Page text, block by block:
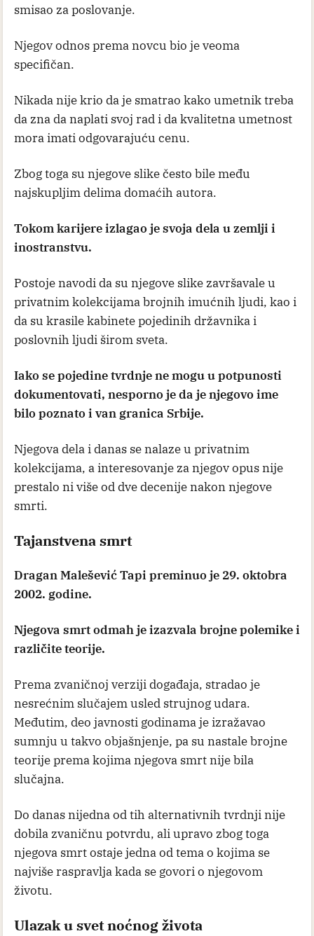
smisao za poslovanje.
Njegov odnos prema novcu bio je veoma
specifičan.
Nikada nije krio da je smatrao kako umetnik treba
da zna da naplati svoj rad i da kvalitetna umetnost
mora imati odgovarajuću cenu.
Zbog toga su njegove slike često bile među
najskupljim delima domaćih autora.
Tokom karijere izlagao je svoja dela u zemlji i
inostranstvu.
Postoje navodi da su njegove slike završavale u
privatnim kolekcijama brojnih imućnih ljudi, kao i
da su krasile kabinete pojedinih državnika i
poslovnih ljudi širom sveta.
Iako se pojedine tvrdnje ne mogu u potpunosti
dokumentovati, nesporno je da je njegovo ime
bilo poznato i van granica Srbije.
Njegova dela i danas se nalaze u privatnim
kolekcijama, a interesovanje za njegov opus nije
prestalo ni više od dve decenije nakon njegove
smrti.
Tajanstvena smrt
Dragan Malešević Tapi preminuo je 29. oktobra
2002. godine.
Njegova smrt odmah je izazvala brojne polemike i
različite teorije.
Prema zvaničnoj verziji događaja, stradao je
nesrećnim slučajem usled strujnog udara.
Međutim, deo javnosti godinama je izražavao
sumnju u takvo objašnjenje, pa su nastale brojne
teorije prema kojima njegova smrt nije bila
slučajna.
Do danas nijedna od tih alternativnih tvrdnji nije
dobila zvaničnu potvrdu, ali upravo zbog toga
njegova smrt ostaje jedna od tema o kojima se
najviše raspravlja kada se govori o njegovom
životu.
Ulazak u svet noćnog života